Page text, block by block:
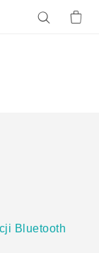
Bluetooth